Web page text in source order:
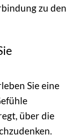
zu den
Sie eine
über die